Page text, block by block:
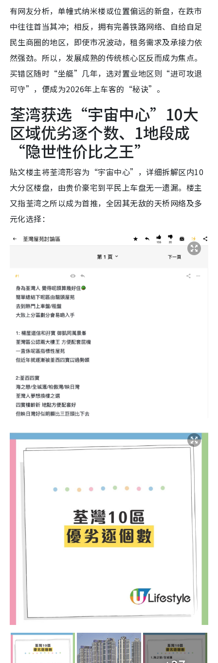
有网友分析，单幢式纳米楼或位置偏远的新盘，在跌市
中往往首当其冲；相反，拥有完善铁路网络、自给自足
民生商圈的地区，即使市况波动，租务需求及承接力依
然强劲。所以，发展成熟的传统核心区反而成为焦点。
买错区随时“坐艇”几年，选对置业地区则“进可攻退
可守”，便成为2026年上车客的“秘诀”。
荃湾获选“宇宙中心”10大
区域优劣逐个数、1地段成
“隐世性价比之王”
贴文楼主将荃湾形容为“宇宙中心”，详细拆解区内10
大分区楼盘，由贵价豪宅到平民上车盘无一遗漏。楼主
又指荃湾之所以成为首推，全因其无敌的天桥网络及多
元化选择：